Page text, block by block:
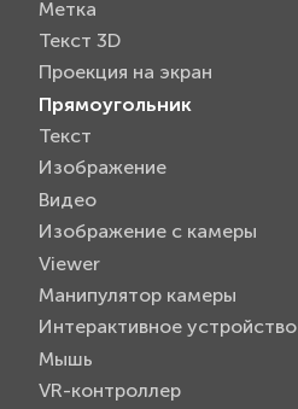
Метка
Текст 3D
Проекция на экран
Прямоугольник
Текст
Изображение
Видео
Изображение с камеры
Viewer
Манипулятор камеры
Интерактивное устройство
Мышь
VR-контроллер